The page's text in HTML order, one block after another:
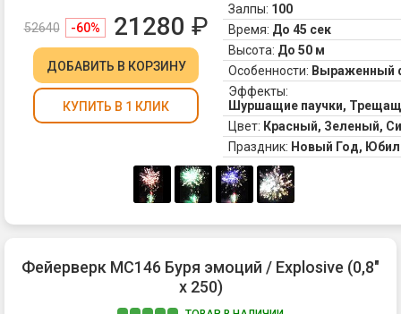
52640 -60% 21280 ₽
ДОБАВИТЬ В КОРЗИНУ
КУПИТЬ В 1 КЛИК
Залпы: 100
Время: До 45 сек
Высота: До 50 м
Особенности: Выраженный
Эффекты:
Шуршащие паучки,
Цвет: Красный, Зеленый,
Праздник: Новый Год,
Фейерверк MC146 Буря эмоций / Explosive (0,8"
х 250)